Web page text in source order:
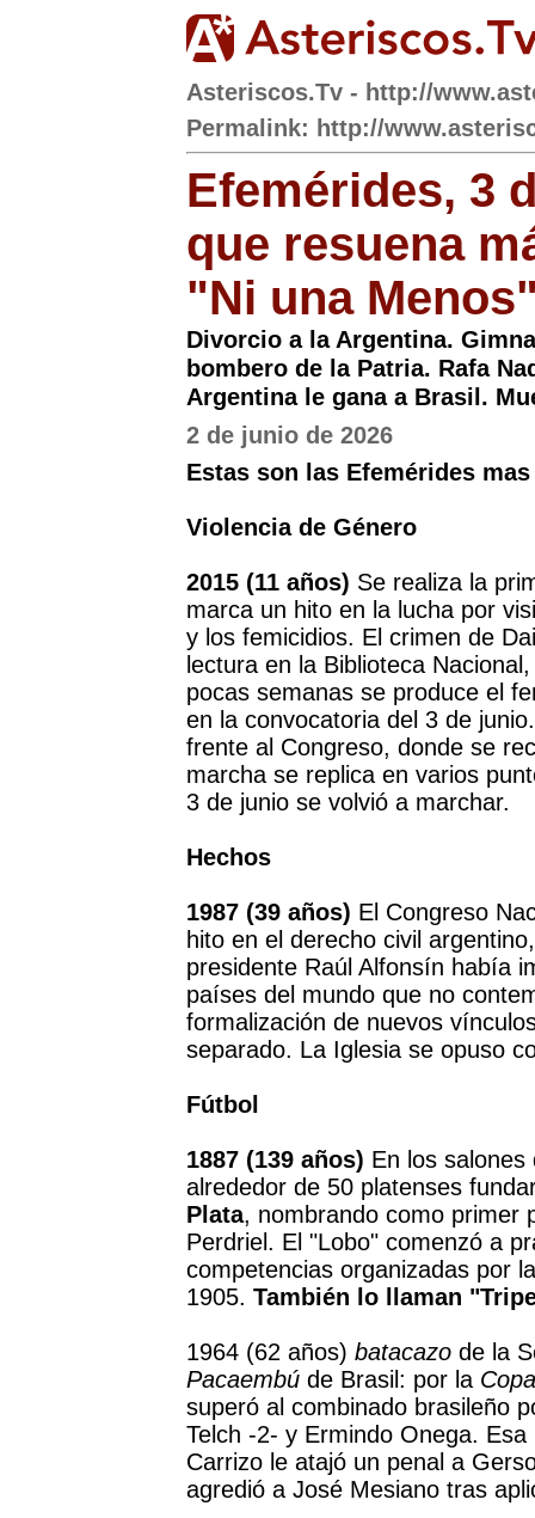
Asteriscos.Tv - http://
Permalink: http://
Efemérides, 3
que resuena
"Ni una
Divorcio a la Argentina.
bombero de la Patria. Rafa
Argentina le gana a Brasil.
2 de junio de 2026
Estas son las Efemérides
Violencia de Género
2015 (11 años) Se realiza la
marca un hito en la lucha por
y los femicidios. El crimen de
lectura en la Biblioteca
pocas semanas se produce el
en la convocatoria del 3 de
frente al Congreso, donde se
marcha se replica en varios
3 de junio se volvió a marchar.
Hechos
1987 (39 años) El Congreso
hito en el derecho civil
presidente Raúl Alfonsín había
países del mundo que no
formalización de nuevos
separado. La Iglesia se opuso
Fútbol
1887 (139 años) En los
alrededor de 50 platenses
Plata, nombrando como primer
Perdriel. El "Lobo" comenzó a
competencias organizadas por
1905. También lo llaman
1964 (62 años) batacazo de la
Pacaembú de Brasil: por la Copa
superó al combinado brasileño
Telch -2- y Ermindo Onega.
Carrizo le atajó un penal a
agredió a José Mesiano tras